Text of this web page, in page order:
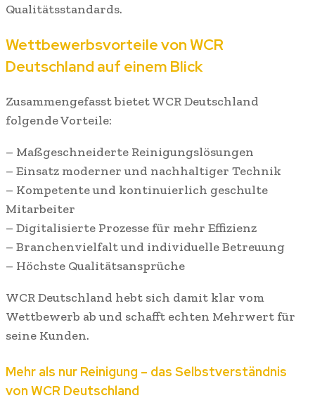
Qualitätsstandards.
Wettbewerbsvorteile von WCR
Deutschland auf einem Blick
Zusammengefasst bietet WCR Deutschland
folgende Vorteile:
– Maßgeschneiderte Reinigungslösungen
– Einsatz moderner und nachhaltiger Technik
– Kompetente und kontinuierlich geschulte
Mitarbeiter
– Digitalisierte Prozesse für mehr Effizienz
– Branchenvielfalt und individuelle Betreuung
– Höchste Qualitätsansprüche
WCR Deutschland hebt sich damit klar vom
Wettbewerb ab und schafft echten Mehrwert für
seine Kunden.
Mehr als nur Reinigung – das Selbstverständnis
von WCR Deutschland